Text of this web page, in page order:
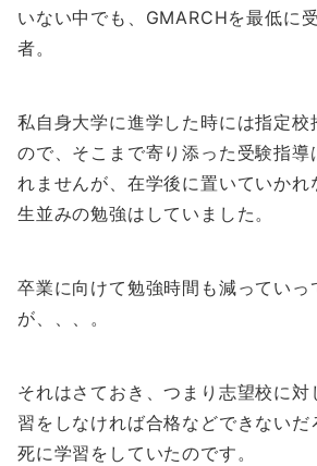
いない中でも、GMARCHを最低に
者。
私自身大学に進学した時には指定校
ので、そこまで寄り添った受験指導
れませんが、在学後に置いていかれ
生並みの勉強はしていました。
卒業に向けて勉強時間も減っていっ
が、、、。
それはさておき、つまり志望校に対
習をしなければ合格などできないだ
死に学習をしていたのです。